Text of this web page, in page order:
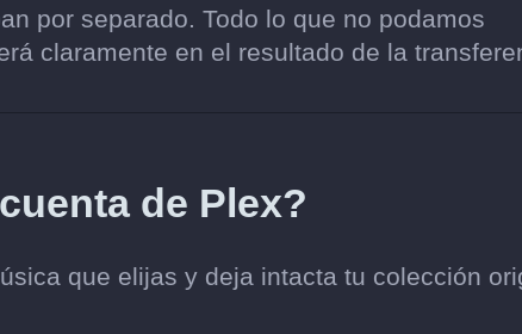
por separado. Todo lo que no podamos
claramente en el resultado de la
de Plex?
que elijas y deja intacta tu colección